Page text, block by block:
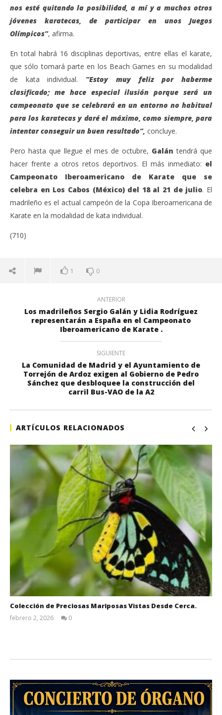
nos esté quitando la posibilidad, a mí y a muchos otros
jóvenes karatecas, de participar en unos Juegos
Olímpicos”, afirma.
En total habrá 16 disciplinas deportivas, entre ellas el karate,
que sólo tomará parte en los Beach Games en su modalidad
de kata individual. “Estoy muy feliz por haberme
clasificado; me hace especial ilusión porque será un
campeonato que se celebrará en un entorno no habitual
para los karatecas y daré el máximo, como siempre, para
intentar conseguir un buen resultado”, concluye.
Pero hasta que llegue el mes de octubre, Galán tendrá que
hacer frente a otros retos deportivos. El más inmediato: el
Campeonato Iberoamericano de Karate que se
celebra en Los Cabos (México) del 18 al 21 de julio. El
madrileño es el actual campeón de la Copa Iberoamericana de
Karate en la modalidad de kata individual.
(710)
1 0
ANTERIOR
Los madrileños Sergio Galán y Lidia Rodríguez
representarán a España en el Campeonato
Iberoamericano de Karate .
SIGUIENTE
La Comunidad de Madrid y el Ayuntamiento de
Torrejón de Ardoz exigen al Gobierno de Pedro
Sánchez que desbloquee la construcción del
carril Bus-VAO de la A2
ARTÍCULOS RELACIONADOS
Colección de Preciosas Mariposas Vistas Desde Cerca.
febrero 2, 2026
0